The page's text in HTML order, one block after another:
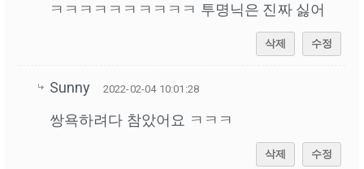
ㅋㅋㅋㅋㅋㅋㅋㅋㅋㅋ 투명닉은 진짜 싫어
삭제 수정
Sunny 2022-02-04 10:01:28
쌍욕하려다 참았어요 ㅋㅋㅋ
삭제 수정